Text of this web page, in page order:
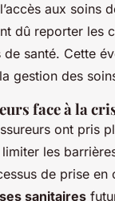
aux soins
dû reporter les
santé. Cette
gestion des
face à la
ont pris
les
de prise
sanitaires